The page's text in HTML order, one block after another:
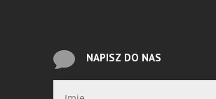
 NAPISZ DO NAS